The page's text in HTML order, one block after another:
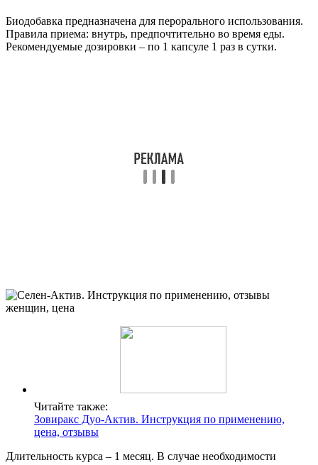
Биодобавка предназначена для перорального использования.
Правила приема: внутрь, предпочтительно во время еды.
Рекомендуемые дозировки – по 1 капсуле 1 раз в сутки.
Читайте также:
Зовиракс Дуо-Актив. Инструкция по применению,
цена, отзывы
Длительность курса – 1 месяц. В случае необходимости